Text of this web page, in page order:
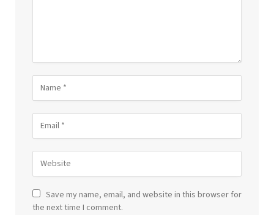
Save my name, email, and website in this browser for
the next time I comment.